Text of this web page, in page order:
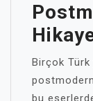
Birçok Türk
bu